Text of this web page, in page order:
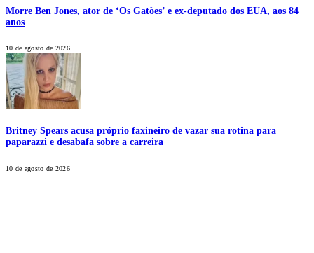
Morre Ben Jones, ator de ‘Os Gatões’ e ex-deputado dos EUA, aos 84
anos
10 de agosto de 2026
Britney Spears acusa próprio faxineiro de vazar sua rotina para
paparazzi e desabafa sobre a carreira
10 de agosto de 2026